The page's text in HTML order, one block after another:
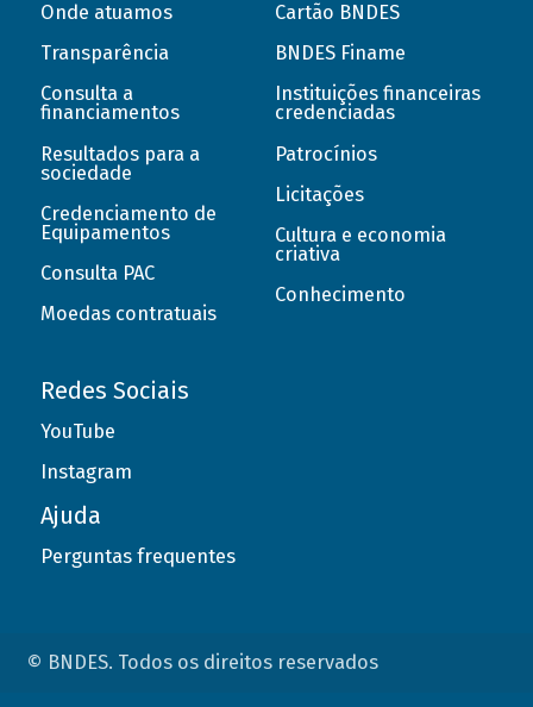
Onde atuamos
Transparência
Consulta a
financiamentos
Resultados para a
sociedade
Credenciamento de
Equipamentos
Consulta PAC
Moedas contratuais
Cartão BNDES
BNDES Finame
Instituições financeiras
credenciadas
Patrocínios
Licitações
Cultura e economia
criativa
Conhecimento
Redes Sociais
YouTube
Instagram
Ajuda
Perguntas frequentes
© BNDES. Todos os direitos reservados